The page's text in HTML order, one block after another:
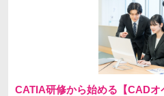
CATIA研修から始める【CAD